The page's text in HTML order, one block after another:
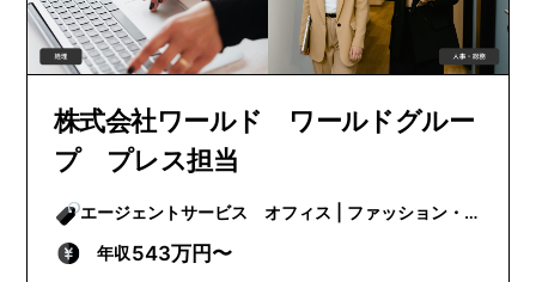
株式会社ワールド ワールドグルー
プ プレス担当
エージェントサービス オフィス | ファッション・
ビューティー
年収543万円〜